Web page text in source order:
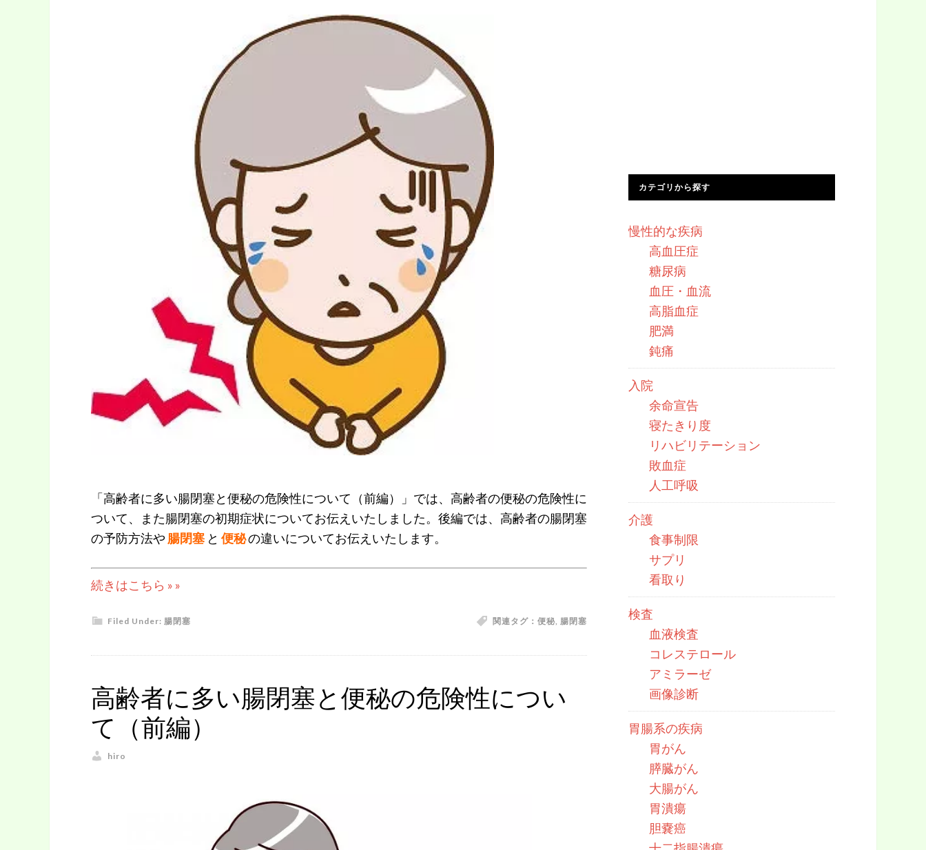
「高齢者に多い腸閉塞と便秘の危険性について（前編）」では、高齢者の便秘の危険性に
ついて、また腸閉塞の初期症状についてお伝えいたしました。後編では、高齢者の腸閉塞
の予防方法や 腸閉塞 と 便秘の違いについてお伝えいたします。
続きはこちら » »
Filed Under: 腸閉塞 関連タグ： 便秘, 腸閉塞
高齢者に多い腸閉塞と便秘の危険性につい
て（前編）
hiro
カテゴリから探す
慢性的な疾病
高血圧症
糖尿病
血圧・血流
高脂血症
肥満
鈍痛
入院
余命宣告
寝たきり度
リハビリテーション
敗血症
人工呼吸
介護
食事制限
サプリ
看取り
検査
血液検査
コレステロール
アミラーゼ
画像診断
胃腸系の疾病
胃がん
膵臓がん
大腸がん
胃潰瘍
胆嚢癌